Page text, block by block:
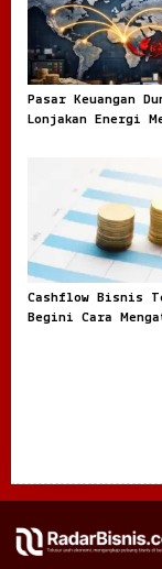
Pasar Keuangan
Lonjakan Energi
Cashflow Bisnis
Begini Cara